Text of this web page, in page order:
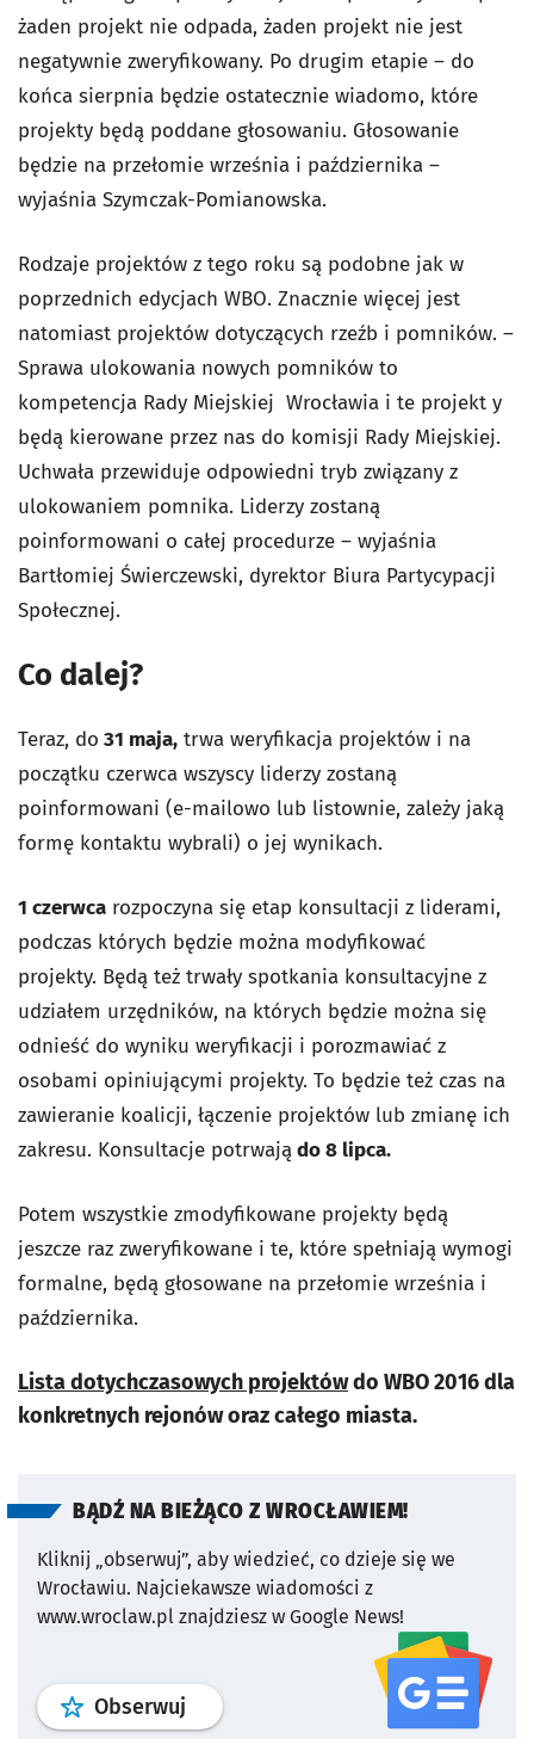
żaden projekt nie odpada, żaden projekt nie jest
negatywnie zweryfikowany. Po drugim etapie – do
końca sierpnia będzie ostatecznie wiadomo, które
projekty będą poddane głosowaniu. Głosowanie
będzie na przełomie września i października –
wyjaśnia Szymczak-Pomianowska.
Rodzaje projektów z tego roku są podobne jak w
poprzednich edycjach WBO. Znacznie więcej jest
natomiast projektów dotyczących rzeźb i pomników. –
Sprawa ulokowania nowych pomników to
kompetencja Rady Miejskiej Wrocławia i te projekt y
będą kierowane przez nas do komisji Rady Miejskiej.
Uchwała przewiduje odpowiedni tryb związany z
ulokowaniem pomnika. Liderzy zostaną
poinformowani o całej procedurze – wyjaśnia
Bartłomiej Świerczewski, dyrektor Biura Partycypacji
Społecznej.
Co dalej?
Teraz, do 31 maja, trwa weryfikacja projektów i na
początku czerwca wszyscy liderzy zostaną
poinformowani (e-mailowo lub listownie, zależy jaką
formę kontaktu wybrali) o jej wynikach.
1 czerwca rozpoczyna się etap konsultacji z liderami,
podczas których będzie można modyfikować
projekty. Będą też trwały spotkania konsultacyjne z
udziałem urzędników, na których będzie można się
odnieść do wyniku weryfikacji i porozmawiać z
osobami opiniującymi projekty. To będzie też czas na
zawieranie koalicji, łączenie projektów lub zmianę ich
zakresu. Konsultacje potrwajądo 8 lipca.
Potem wszystkie zmodyfikowane projekty będą
jeszcze raz zweryfikowane i te, które spełniają wymogi
formalne, będą głosowane na przełomie września i
października.
Lista dotychczasowych projektówdo WBO 2016 dla
konkretnych rejonów oraz całego miasta.
BĄDŹ NA BIEŻĄCO Z WROCŁAWIEM!
Kliknij „obserwuj”, aby wiedzieć, co dzieje się we
Wrocławiu. Najciekawsze wiadomości z
www.wroclaw.pl znajdziesz w Google News!
Obserwuj profil serwisu